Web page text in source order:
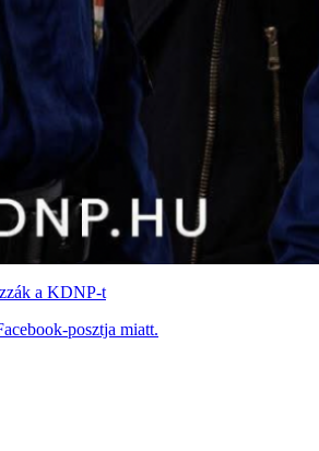
a KDNP-t
posztja miatt.